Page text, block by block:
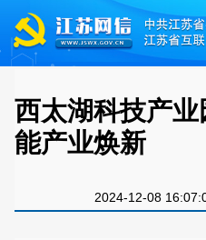
西太湖科技产
能产业焕新
2024-12-08